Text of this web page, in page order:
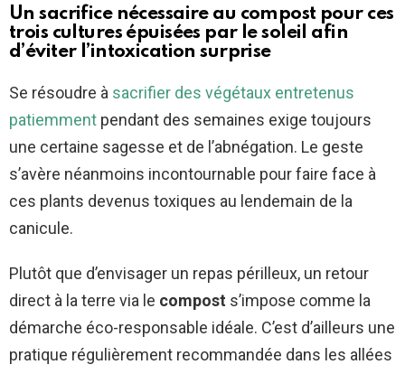
Un sacrifice nécessaire au compost pour ces
trois cultures épuisées par le soleil afin
d’éviter l’intoxication surprise
Se résoudre à sacrifier des végétaux entretenus
patiemment pendant des semaines exige toujours
une certaine sagesse et de l’abnégation. Le geste
s’avère néanmoins incontournable pour faire face à
ces plants devenus toxiques au lendemain de la
canicule.
Plutôt que d’envisager un repas périlleux, un retour
direct à la terre via le compost s’impose comme la
démarche éco-responsable idéale. C’est d’ailleurs une
pratique régulièrement recommandée dans les allées